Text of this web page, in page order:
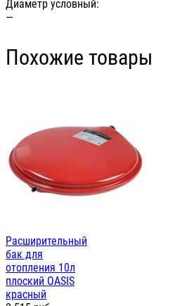
Диаметр условный:
—
Похожие товары
Расширительный
бак для
отопления 10л
плоский OASIS
красный